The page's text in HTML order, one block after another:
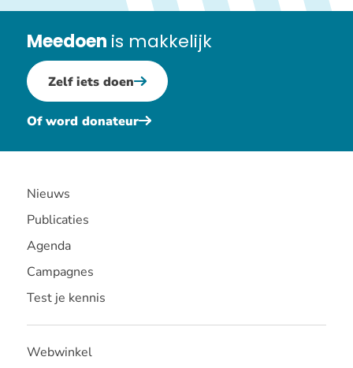
Meedoen is makkelijk
Zelf iets doen
Of word donateur
Nieuws
Publicaties
Agenda
Campagnes
Test je kennis
Webwinkel